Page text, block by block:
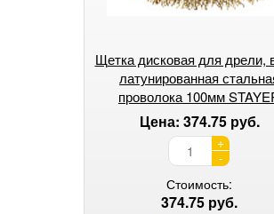
Щетка дисковая для дрели,
латунированная
проволока 100мм
"PROFESSIONAL".
Цена: 374.75 руб.
+
-
Стоимость:
374.75 руб.